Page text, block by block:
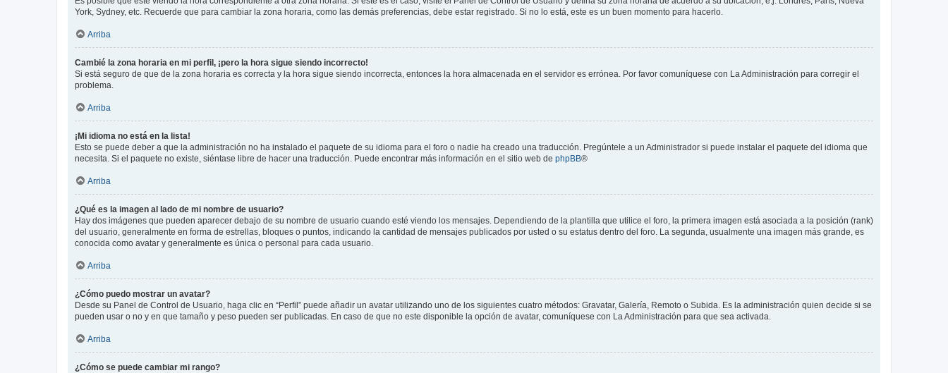
York, Sydney, etc. Recuerde que para cambiar la zona horaria, como las demás preferencias, debe estar registrado. Si no lo está, este es un buen momento para hacerlo.
Arriba
Cambié la zona horaria en mi perfil, ¡pero la hora sigue siendo incorrecto!
Si está seguro de que de la zona horaria es correcta y la hora sigue siendo incorrecta, entonces la hora almacenada en el servidor es errónea. Por favor comuníquese con La Administración para corregir el
problema.
Arriba
¡Mi idioma no está en la lista!
Esto se puede deber a que la administración no ha instalado el paquete de su idioma para el foro o nadie ha creado una traducción. Pregúntele a un Administrador si puede instalar el paquete del idioma que
necesita. Si el paquete no existe, siéntase libre de hacer una traducción. Puede encontrar más información en el sitio web de phpBB®
Arriba
¿Qué es la imagen al lado de mi nombre de usuario?
Hay dos imágenes que pueden aparecer debajo de su nombre de usuario cuando esté viendo los mensajes. Dependiendo de la plantilla que utilice el foro, la primera imagen está asociada a la posición (rank)
del usuario, generalmente en forma de estrellas, bloques o puntos, indicando la cantidad de mensajes publicados por usted o su estatus dentro del foro. La segunda, usualmente una imagen más grande, es
conocida como avatar y generalmente es única o personal para cada usuario.
Arriba
¿Cómo puedo mostrar un avatar?
Desde su Panel de Control de Usuario, haga clic en “Perfil” puede añadir un avatar utilizando uno de los siguientes cuatro métodos: Gravatar, Galería, Remoto o Subida. Es la administración quien decide si se
pueden usar o no y en que tamaño y peso pueden ser publicadas. En caso de que no este disponible la opción de avatar, comuníquese con La Administración para que sea activada.
Arriba
¿Cómo se puede cambiar mi rango?